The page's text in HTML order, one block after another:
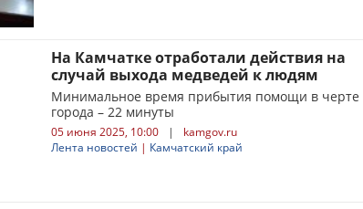
На Камчатке отработали действия на
случай выхода медведей к людям
Минимальное время прибытия помощи в черте
города – 22 минуты
05 июня 2025, 10:00 |
kamgov.ru
Лента новостей | Камчатский край